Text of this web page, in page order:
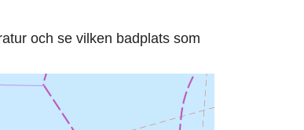
och se vilken badplats som